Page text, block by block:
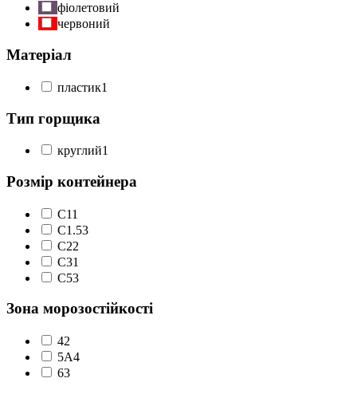
фіолетовий
червоний
Матеріал
пластик1
Тип горщика
круглий1
Розмір контейнера
C11
С1.53
С22
С31
С53
Зона морозостійкості
42
5А4
63